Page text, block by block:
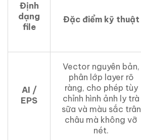
Định
dạng
file
Đặc điểm kỹ thuật
AI /
EPS
Vector nguyên bản,
phân lớp layer rõ
ràng, cho phép tùy
chỉnh hình ảnh ly trà
sữa và màu sắc trân
châu mà không vỡ
nét.